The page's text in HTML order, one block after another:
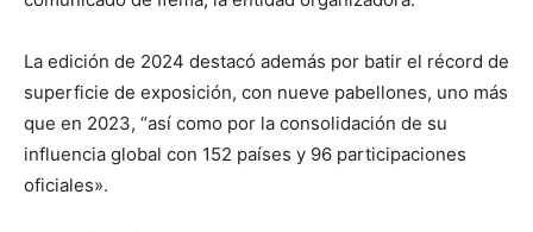
La edición de 2024 destacó además por batir el récord de
superficie de exposición, con nueve pabellones, uno más
que en 2023, “así como por la consolidación de su
influencia global con 152 países y 96 participaciones
oficiales».